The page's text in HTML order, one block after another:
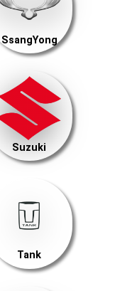
SsangYong
Suzuki
Tank